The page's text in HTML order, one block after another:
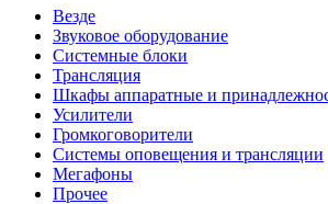
Везде
Звуковое оборудование
Системные блоки
Трансляция
Шкафы аппаратные и
Усилители
Громкоговорители
Системы оповещения и трансляции
Мегафоны
Прочее